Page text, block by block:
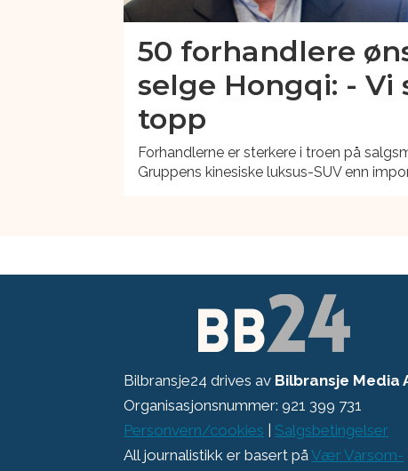
50 forhandlere
selge Hongqi: - Vi
topp
Forhandlerne er sterkere i troen på
Gruppens kinesiske luksus-SUV enn
Bilbransje24 drives av Bilbransje Media
Organisasjonsnummer: 921 399 731
Personvern/cookies
Salgsbetingelser
All journalistikk er basert påVær Varsom-